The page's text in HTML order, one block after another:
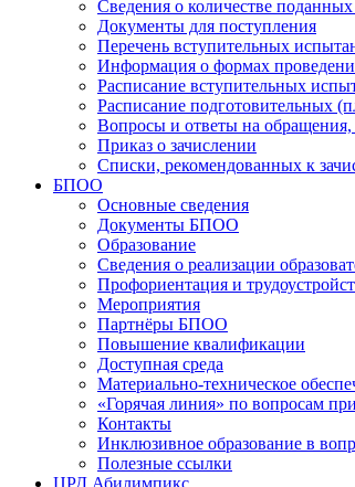
Сведения о количестве поданных
Документы для поступления
Перечень вступительных
Информация о формах
Расписание вступительных
Расписание подготовительных
Вопросы и ответы на
Приказ о зачислении
Списки, рекомендованных к
БПОО
Основные сведения
Документы БПОО
Образование
Сведения о реализации
Профориентация и
Мероприятия
Партнёры БПОО
Повышение квалификации
Доступная среда
Материально-техническое
«Горячая линия» по вопросам
Контакты
Инклюзивное образование в
Полезные ссылки
ЦРД Абилимпикс